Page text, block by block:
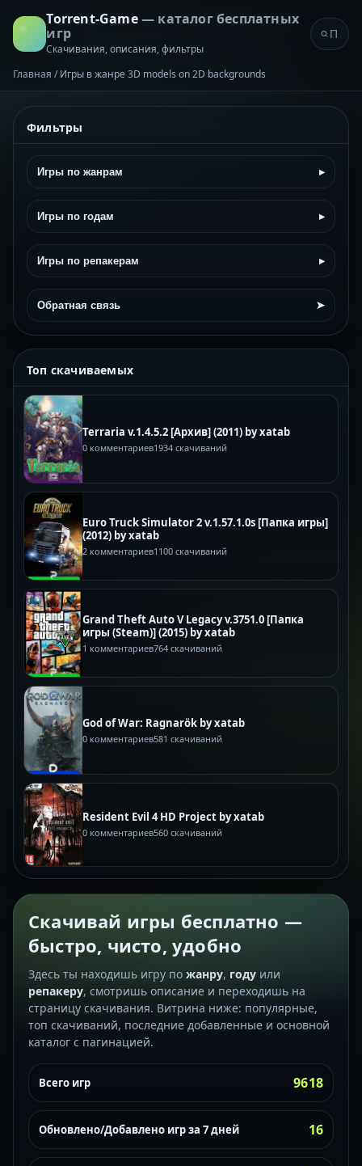
Torrent-Game— каталог бесплатных
игр
Скачивания, описания, фильтры
Главная / Игры в жанре 3D models on 2D backgrounds
Фильтры
Игры по жанрам ▸
Игры по годам ▸
Игры по репакерам ▸
Обратная связь ➤
Топ скачиваемых
Terraria v.1.4.5.2 [Архив] (2011) by xatab
0 комментариев1934 скачиваний
Euro Truck Simulator 2 v.1.57.1.0s [Папка игры]
(2012) by xatab
2 комментариев1100 скачиваний
Grand Theft Auto V Legacy v.3751.0 [Папка
игры (Steam)] (2015) by xatab
1 комментариев764 скачиваний
God of War: Ragnarök by xatab
0 комментариев581 скачиваний
Resident Evil 4 HD Project by xatab
0 комментариев560 скачиваний
Скачивай игры бесплатно —
быстро, чисто, удобно
Здесь ты находишь игру по жанру, году или
репакеру, смотришь описание и переходишь на
страницу скачивания. Витрина ниже: популярные,
топ скачиваний, последние добавленные и основной
каталог с пагинацией.
Всего игр 9618
Обновлено/Добавлено игр за 7 дней 16